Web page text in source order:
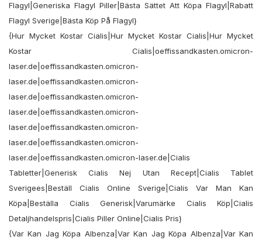
Flagyl|Generiska Flagyl Piller|Bästa Sättet Att Köpa Flagyl|Rabatt
Flagyl Sverige|Bästa Köp På Flagyl}
{Hur Mycket Kostar Cialis|Hur Mycket Kostar Cialis|Hur Mycket
Kostar Cialis|oeffissandkasten.omicron-
laser.de|oeffissandkasten.omicron-
laser.de|oeffissandkasten.omicron-
laser.de|oeffissandkasten.omicron-
laser.de|oeffissandkasten.omicron-
laser.de|oeffissandkasten.omicron-
laser.de|oeffissandkasten.omicron-
laser.de|oeffissandkasten.omicron-laser.de|Cialis
Tabletter|Generisk Cialis Nej Utan Recept|Cialis Tablet
Sverigees|Beställ Cialis Online Sverige|Cialis Var Man Kan
Köpa|Beställa Cialis Generisk|Varumärke Cialis Köp|Cialis
Detaljhandelspris|Cialis Piller Online|Cialis Pris}
{Var Kan Jag Köpa Albenza|Var Kan Jag Köpa Albenza|Var Kan